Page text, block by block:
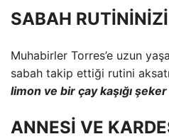
SABAH
Muhabirler Torres’e uzun
sabah takip ettiği rutini
limon ve bir çay kaşığı
ANNESİ VE